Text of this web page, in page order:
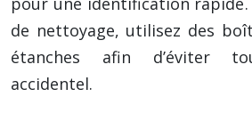
de nettoyage, utilisez des
étanches afin d’éviter
accidentel.